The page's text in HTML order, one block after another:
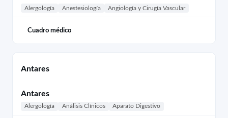
Alergología Anestesiología Angiología y Cirugía Vascular
Cuadro médico
Antares
Antares
Alergología Análisis Clínicos Aparato Digestivo